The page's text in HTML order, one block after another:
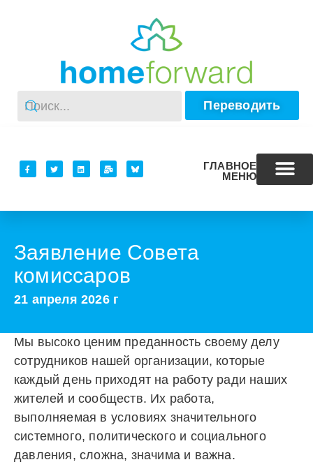
Переводить
ГЛАВНОЕ
МЕНЮ
Заявление Совета
комиссаров
21 апреля 2026 г
Мы высоко ценим преданность своему делу
сотрудников нашей организации, которые
каждый день приходят на работу ради наших
жителей и сообществ. Их работа,
выполняемая в условиях значительного
системного, политического и социального
давления, сложна, значима и важна.